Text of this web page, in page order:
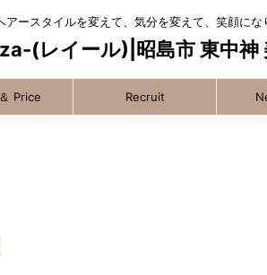
アースタイルを変えて、気分を変えて、笑顔にな
Price Recruit